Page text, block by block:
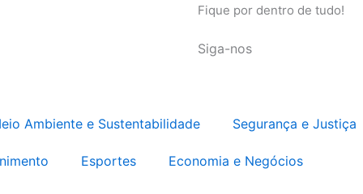
Fique por dentro de tudo!
Siga-nos
Ambiente e Sustentabilidade Segurança e Justiça
Esportes Economia e Negócios